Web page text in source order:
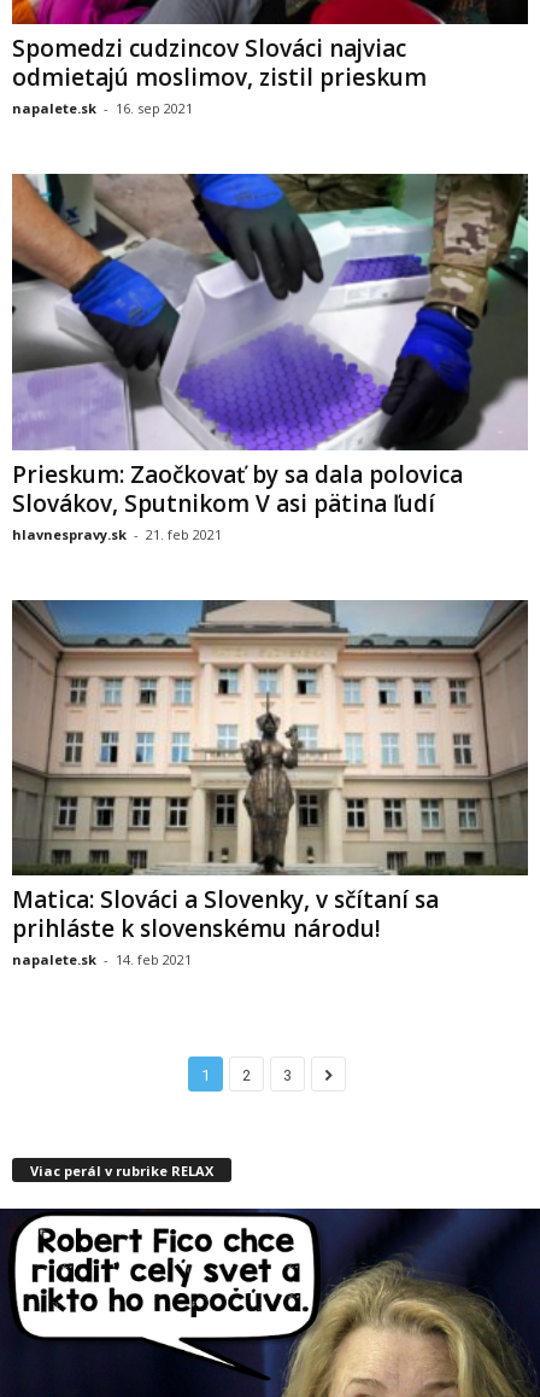
Spomedzi cudzincov Slováci najviac
odmietajú moslimov, zistil prieskum
napalete.sk - 16. sep 2021
Prieskum: Zaočkovať by sa dala polovica
Slovákov, Sputnikom V asi pätina ľudí
hlavnespravy.sk - 21. feb 2021
Matica: Slováci a Slovenky, v sčítaní sa
prihláste k slovenskému národu!
napalete.sk - 14. feb 2021
1 2 3
Viac perál v rubrike RELAX